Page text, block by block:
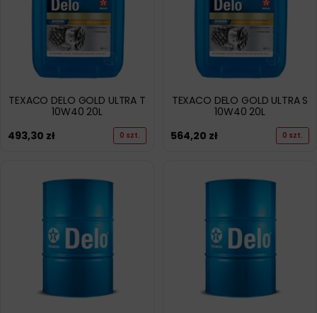
TEXACO DELO GOLD ULTRA T
10W40 20L
493,30 zł 0 szt.
TEXACO DELO GOLD ULTRA S
10W40 20L
564,20 zł 0 szt.